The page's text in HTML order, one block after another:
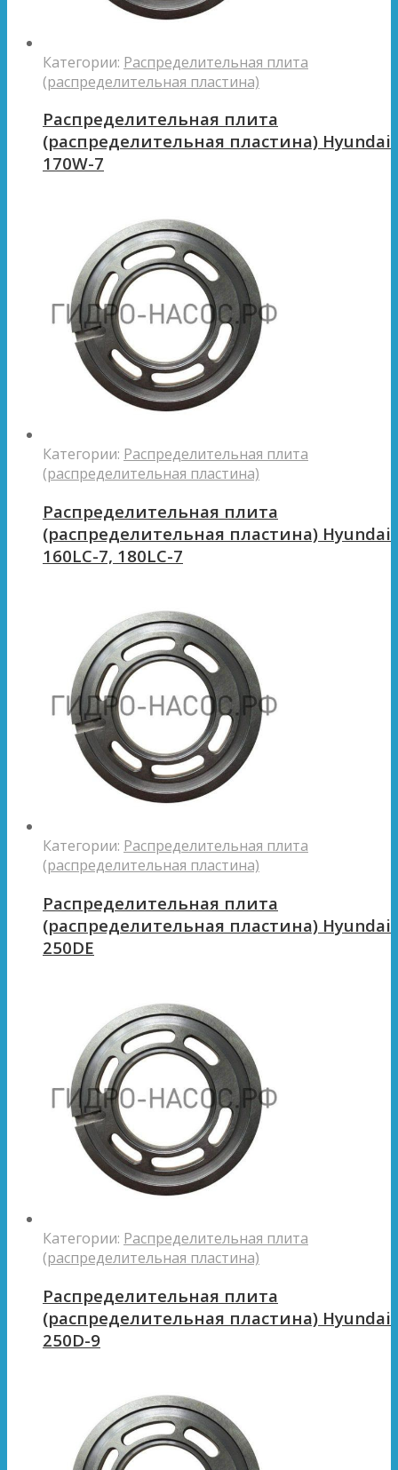
Категории: Распределительная плита
(распределительная пластина)
Распределительная плита
(распределительная пластина) Hyundai
170W-7
Категории: Распределительная плита
(распределительная пластина)
Распределительная плита
(распределительная пластина) Hyundai
160LC-7, 180LC-7
Категории: Распределительная плита
(распределительная пластина)
Распределительная плита
(распределительная пластина) Hyundai
250DE
Категории: Распределительная плита
(распределительная пластина)
Распределительная плита
(распределительная пластина) Hyundai
250D-9